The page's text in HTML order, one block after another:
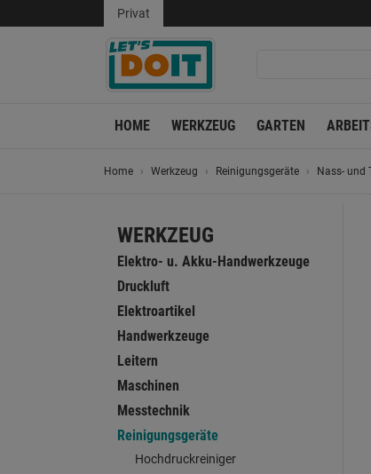
Privat
HOME WERKZEUG GARTEN
Home Werkzeug Reinigungsgeräte Nass- und
WERKZEUG
Elektro- u. Akku-Handwerkzeuge
Druckluft
Elektroartikel
Handwerkzeuge
Leitern
Maschinen
Messtechnik
Reinigungsgeräte
Hochdruckreiniger